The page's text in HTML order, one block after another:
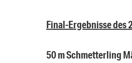
Final-Ergebnisse des
50 m Schmetterling